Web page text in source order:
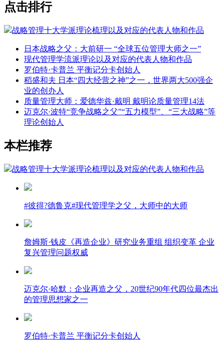
点击排行
战略管理十大学派理论梳理以及对应的代表人物和作品
日本战略之父：大前研一 “全球五位管理大师之一”
现代管理学流派理论以及对应的代表人物和作品
罗伯特·卡普兰 平衡记分卡创始人
稻盛和夫 日本“四大经营之神”之一，世界两大500强企
业的创办人
质量管理大师：爱德华兹·戴明 戴明论质量管理14法
迈克尔·波特“竞争战略之父”“五力模型”、“三大战略”等
理论创始人
本栏推荐
战略管理十大学派理论梳理以及对应的代表人物和作品
#彼得?德鲁克#现代管理学之父，大师中的大师
詹姆斯·钱皮《再造企业》研究业务重组 组织变革 企业
复兴管理问题权威
迈克尔·哈默：企业再造之父，20世纪90年代四位最杰出
的管理思想家之一
罗伯特·卡普兰 平衡记分卡创始人